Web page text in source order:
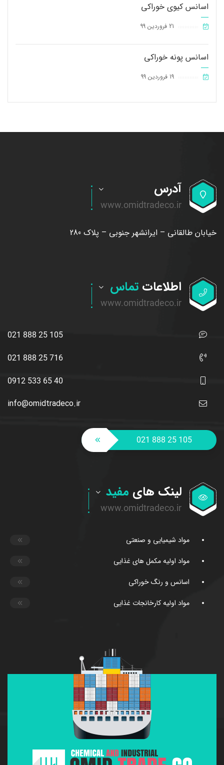
اسانس کیوی خوراکی
اسانس پونه خوراکی
آدرس
خیابان طالقانی – ایرانشهر جنوبی – پلاک 280
اطلاعات تماس
021 888 25 105
021 888 25 716
0912 533 65 40
info@omidtradeco.ir
021 888 25 105
لینک های مفید
مواد شیمیایی و صنعتی
مواد اولیه مکمل های غذایی
اسانس و رنگ خوراکی
مواد اولیه کارخانجات غذایی